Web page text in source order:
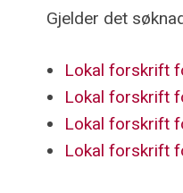
Gjelder det
Lokal forskrift
Lokal forskrift
Lokal forskrift
Lokal forskrift